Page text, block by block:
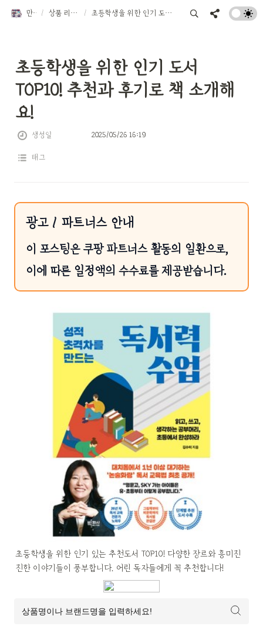
만물트럭 / 상품 리뷰 TOP 10 / 초등학생을 위한 인기 도서 TOP10! 추천과 후기로 책 소개해요!
초등학생을 위한 인기 도서
TOP10! 추천과 후기로 책 소개해
요!
생성일 2025/05/26 16:19
태그
광고 / 파트너스 안내
이 포스팅은 쿠팡 파트너스 활동의 일환으로,
이에 따른 일정액의 수수료를 제공받습니다.
초등학생을 위한 인기 있는 추천도서 TOP10! 다양한 장르와 흥미진
진한 이야기들이 풍부합니다. 어린 독자들에게 꼭 추천합니다!